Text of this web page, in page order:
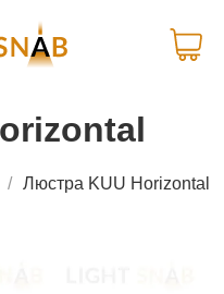
Люстра KUU Horizontal